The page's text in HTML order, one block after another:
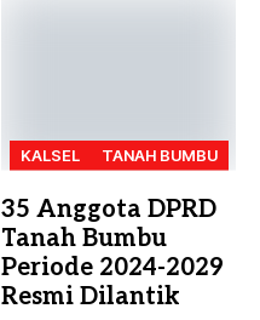
KALSEL TANAH BUMBU
35 Anggota DPRD
Tanah Bumbu
Periode 2024-2029
Resmi Dilantik